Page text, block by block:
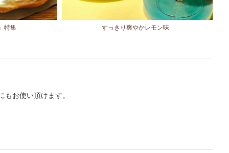
特集 すっきり爽やかレモン味
お使い頂けます。